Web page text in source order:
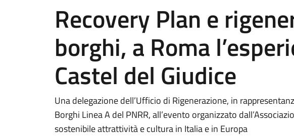
Recovery Plan e
borghi, a Roma
Castel del Giudice
Una delegazione dell’Ufficio di Rigenerazione, in
Borghi Linea A del PNRR, all’evento organizzato
sostenibile attrattività e cultura in Italia e in Europa